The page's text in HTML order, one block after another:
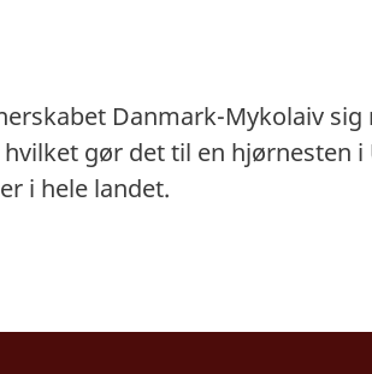
Danmark-Mykolaiv
gør det til en hjørnesten
i hele landet.